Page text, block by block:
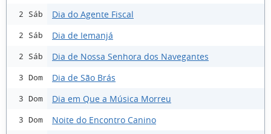
2 Sáb Dia do Agente Fiscal
2 Sáb Dia de Iemanjá
2 Sáb Dia de Nossa Senhora dos Navegantes
3 Dom Dia de São Brás
3 Dom Dia em Que a Música Morreu
3 Dom Noite do Encontro Canino